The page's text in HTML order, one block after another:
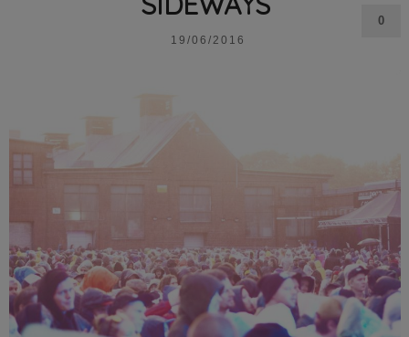
19/06/2016
0